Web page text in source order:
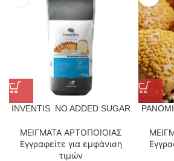
INVENTIS  NO ADDED SUGAR
ΜΕΙΓΜΑΤΑ ΑΡΤΟΠΟΙΟΙΑΣ
Εγγραφείτε για εμφάνιση
τιμών